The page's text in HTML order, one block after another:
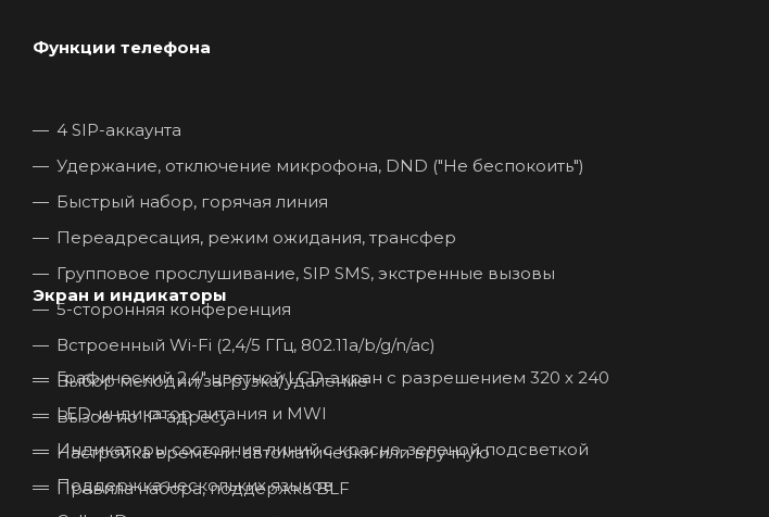
Функции телефона
4 SIP-аккаунта
Удержание, отключение микрофона, DND ("Не беспокоить")
Быстрый набор, горячая линия
Переадресация, режим ожидания, трансфер
Групповое прослушивание, SIP SMS, экстренные вызовы
5-сторонняя конференция
Встроенный Wi-Fi (2,4/5 ГГц, 802.11a/b/g/n/ac)
Выбор мелодии/загрузка/удаление
Вызов по IP-адресу
Настройка времени: автоматически или вручную
Правила набора, поддержка BLF
Экран и индикаторы
Графический 2.4" цветной LCD-экран с разрешением 320 х 240
LED-индикатор питания и MWI
Индикаторы состояния линий с красно-зеленой подсветкой
Поддержка нескольких языков